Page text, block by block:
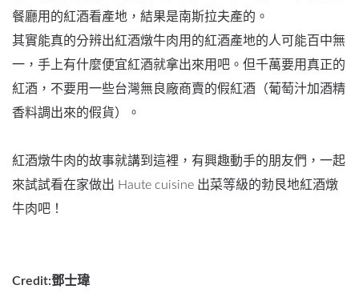
餐廳用的紅酒看產地，結果是南斯拉夫產的。
其實能真的分辨出紅酒燉牛肉用的紅酒產地的人可能百中無
一，手上有什麼便宜紅酒就拿出來用吧。但千萬要用真正的
紅酒，不要用一些台灣無良廠商賣的假紅酒（葡萄汁加酒精
香料調出來的假貨）。
紅酒燉牛肉的故事就講到這裡，有興趣動手的朋友們，一起
來試試看在家做出 Haute cuisine 出菜等級的勃艮地紅酒燉
牛肉吧！
Credit:鄧士瑋